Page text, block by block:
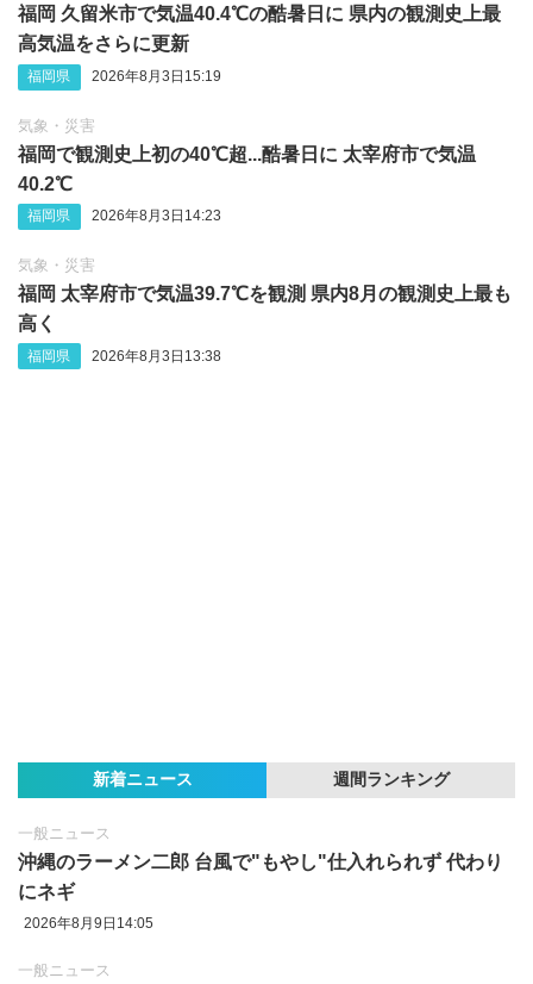
福岡 久留米市で気温40.4℃の酷暑日に 県内の観測史上最
高気温をさらに更新
福岡県 2026年8月3日15:19
気象・災害
福岡で観測史上初の40℃超...酷暑日に 太宰府市で気温
40.2℃
福岡県 2026年8月3日14:23
気象・災害
福岡 太宰府市で気温39.7℃を観測 県内8月の観測史上最も
高く
福岡県 2026年8月3日13:38
新着ニュース 週間ランキング
一般ニュース
沖縄のラーメン二郎 台風で"もやし"仕入れられず 代わり
にネギ
2026年8月9日14:05
一般ニュース